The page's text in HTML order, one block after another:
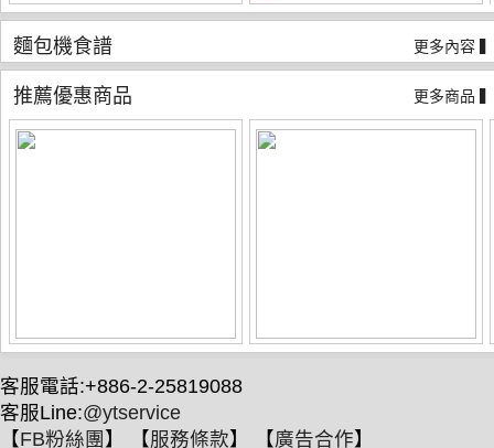
麵包機食譜 更多內容 ▍
推薦優惠商品 更多商品 ▍
客服電話:+886-2-25819088
客服Line:@ytservice
【FB粉絲團 】 【服務條款】 【廣告合作】